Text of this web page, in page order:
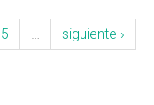
5
siguiente ›